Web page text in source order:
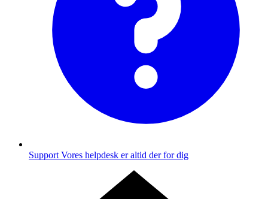
Support Vores helpdesk er altid der for dig